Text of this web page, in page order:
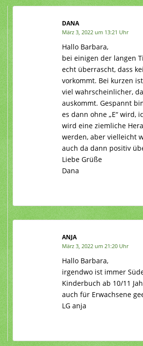
DANA
März 3, 2022 um 13:21 Uhr
Hallo Barbara,
bei einigen der langen
echt überrascht, dass
vorkommt. Bei kurzen
viel wahrscheinlicher,
auskommt. Gespannt
es dann ohne „E“ wird,
wird eine ziemliche
werden, aber vielleicht
auch da dann positiv
Liebe Grüße
Dana
ANJA
März 3, 2022 um 21:20 Uhr
Hallo Barbara,
irgendwo ist immer
Kinderbuch ab 10/11
auch für Erwachsene
LG anja